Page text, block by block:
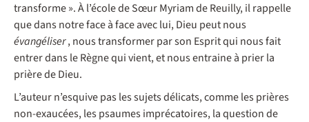
transforme ». À l’école de Sœur Myriam de Reuilly, il rappelle
que dans notre face à face avec lui, Dieu peut nous
évangéliser, nous transformer par son Esprit qui nous fait
entrer dans le Règne qui vient, et nous entraine à prier la
prière de Dieu.
L’auteur n’esquive pas les sujets délicats, comme les prières
non-exaucées, les psaumes imprécatoires, la question de